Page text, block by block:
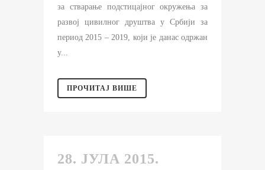
за стварање подстицајног окружења за
развој цивилног друштва у Србији за
период 2015 – 2019, који је данас одржан
у...
ПРОЧИТАЈ ВИШЕ
28. ЈУЛА 2015.